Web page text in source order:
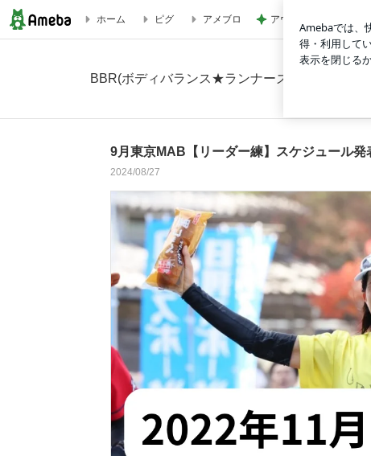
9月東京MAB【リーダー練】スケジュール発表の画像 2枚中1枚
ホーム ピグ アメブロ アウトレット店舗での
BBR(ボディバランス★ランナーズ)ブログ
9月東京MAB【リーダー練】スケジュール発
2024/08/27